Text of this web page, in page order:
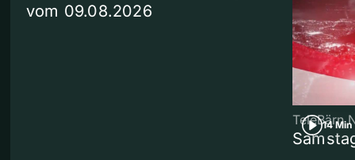
vom 09.08.2026
14 Min
TeleBärn